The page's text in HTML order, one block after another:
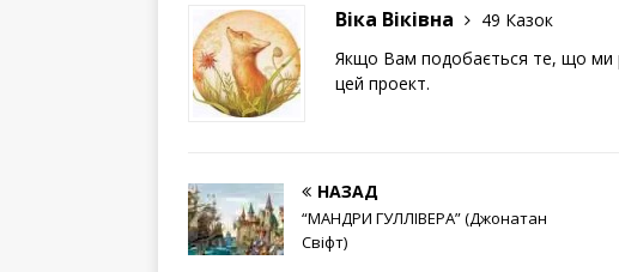
Віка Віківна
49 Казок
Якщо Вам подобається те, що ми
цей проект.
НАЗАД
“МАНДРИ ГУЛЛІВЕРА” (Джонатан
Свіфт)